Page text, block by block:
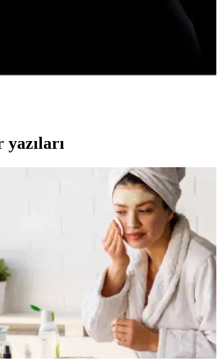
ısı kontrolü ve çoklu modlarıyla saçlara
yazıları